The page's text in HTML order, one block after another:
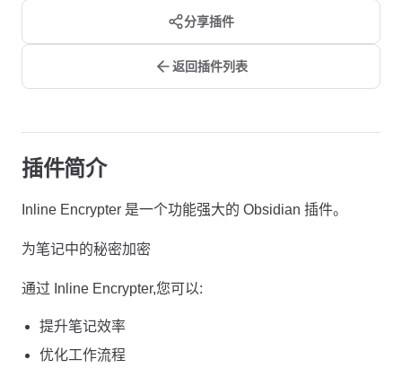
分享插件
返回插件列表
插件简介
Inline Encrypter 是一个功能强大的 Obsidian 插件。
为笔记中的秘密加密
通过 Inline Encrypter,您可以:
提升笔记效率
优化工作流程